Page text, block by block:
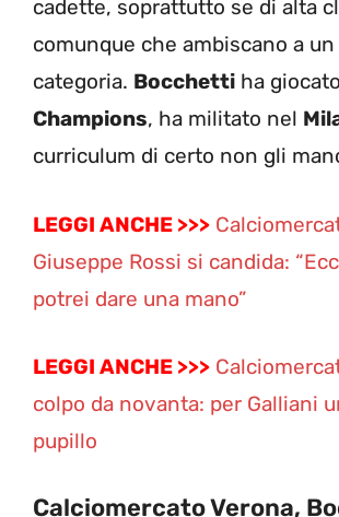
cadette, soprattutto se di alta
comunque che ambiscano a
categoria. Bocchetti ha
Champions, ha militato nel
curriculum di certo non gli
LEGGI ANCHE >>>
Giuseppe Rossi si candida:
potrei dare una mano”
LEGGI ANCHE >>>
colpo da novanta: per Galliani
pupillo
Calciomercato Verona,